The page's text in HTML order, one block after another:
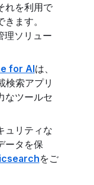
れを利用で
ます。
理ソリュー
for AIは、
検索アプリ
なツールセ
ュリティな
ータを保
をご